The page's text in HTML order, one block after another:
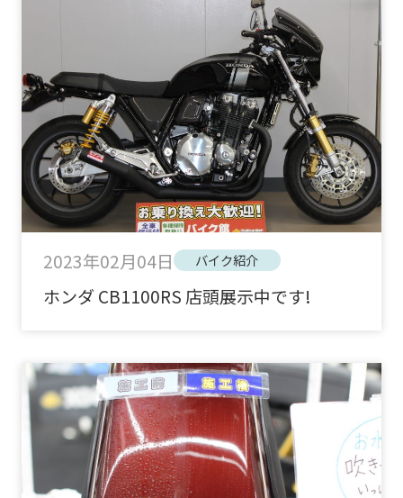
2023年02月04日 バイク紹介
ホンダ CB1100RS 店頭展示中です!